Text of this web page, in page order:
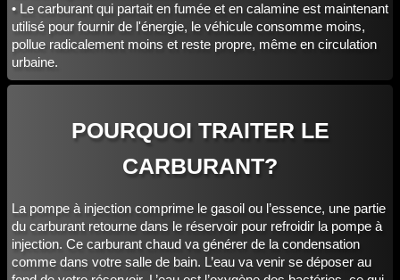
• Le carburant qui partait en fumée et en calamine est maintenant
utilisé pour fournir de l'énergie, le véhicule consomme moins,
pollue radicalement moins et reste propre, même en circulation
urbaine.
POURQUOI TRAITER LE
CARBURANT?
La pompe à injection comprime le gasoil ou l’essence, une partie
du carburant retourne dans le réservoir pour refroidir la pompe à
injection. Ce carburant chaud va générer de la condensation
comme dans votre salle de bain. L’eau va venir se déposer au